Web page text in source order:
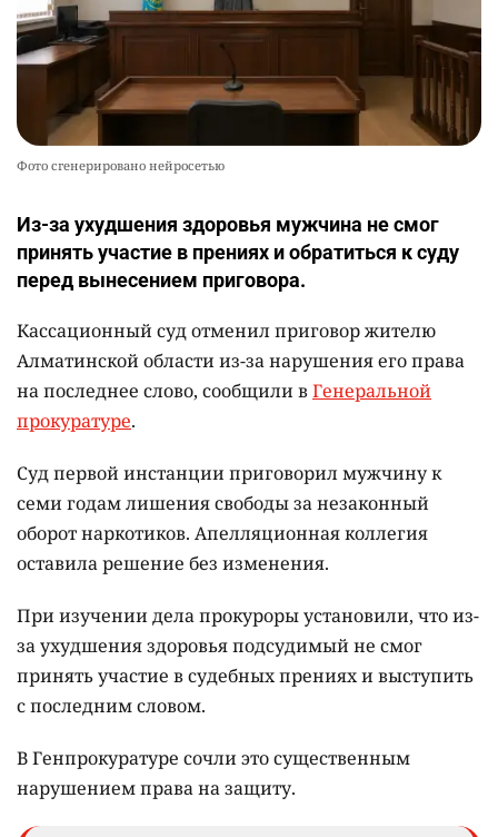
Фото сгенерировано нейросетью
Из-за ухудшения здоровья мужчина не смог
принять участие в прениях и обратиться к суду
перед вынесением приговора.
Кассационный суд отменил приговор жителю
Алматинской области из-за нарушения его права
на последнее слово, сообщили вГенеральной
прокуратуре.
Суд первой инстанции приговорил мужчину к
семи годам лишения свободы за незаконный
оборот наркотиков. Апелляционная коллегия
оставила решение без изменения.
При изучении дела прокуроры установили, что из-
за ухудшения здоровья подсудимый не смог
принять участие в судебных прениях и выступить
с последним словом.
В Генпрокуратуре сочли это существенным
нарушением права на защиту.